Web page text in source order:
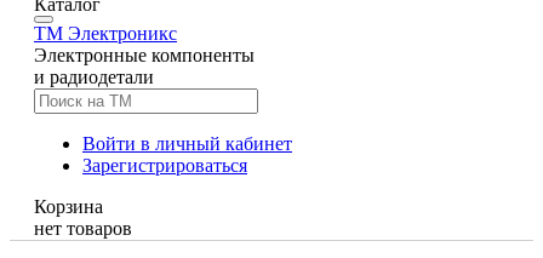
TM Электроникс
Электронные компоненты
и радиодетали
Войти в личный кабинет
Зарегистрироваться
Корзина
нет товаров